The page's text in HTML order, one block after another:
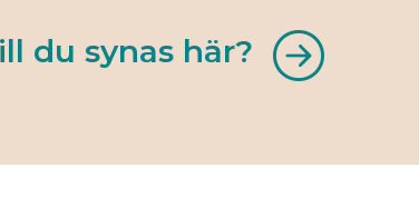
du synas här?